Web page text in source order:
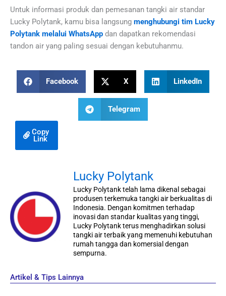
Untuk informasi produk dan pemesanan tangki air standar
Lucky Polytank, kamu bisa langsung menghubungi tim Lucky
Polytank melalui WhatsApp dan dapatkan rekomendasi
tandon air yang paling sesuai dengan kebutuhanmu.
Facebook X LinkedIn
Telegram
Copy
Link
Lucky Polytank
Lucky Polytank telah lama dikenal sebagai
produsen terkemuka tangki air berkualitas di
Indonesia. Dengan komitmen terhadap
inovasi dan standar kualitas yang tinggi,
Lucky Polytank terus menghadirkan solusi
tangki air terbaik yang memenuhi kebutuhan
rumah tangga dan komersial dengan
sempurna.
Artikel & Tips Lainnya